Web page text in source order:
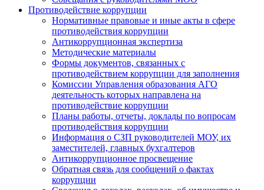
Противодействие коррупции
Нормативные правовые и иные акты в сфере
противодействия коррупции
Антикоррупционная экспертиза
Методические материалы
Формы документов, связанных с
противодействием коррупции для заполнения
Комиссии Управления образования АГО
деятельность которых направлена на
противодействие коррупции
Планы работы, отчеты, доклады по вопросам
противодействия коррупции
Информация о СЗП руководителей МОУ, их
заместителей, главных бухгалтеров
Антикоррупционное просвещение
Обратная связь для сообщений о фактах
коррупции